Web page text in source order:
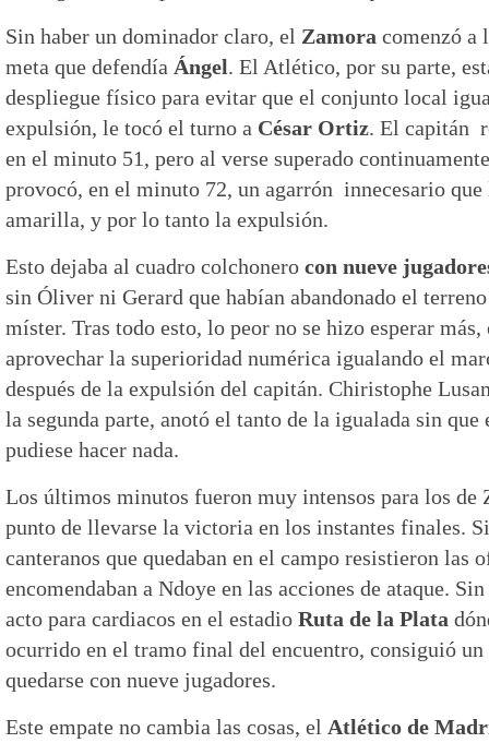
Sin haber un dominador claro, el Zamora comenzó a
meta que defendía Ángel. El Atlético, por su parte,
despliegue físico para evitar que el conjunto local
expulsión, le tocó el turno a César Ortiz. El capitán
en el minuto 51, pero al verse superado
provocó, en el minuto 72, un agarrón innecesario que
amarilla, y por lo tanto la expulsión.
Esto dejaba al cuadro colchonero con nueve
sin Óliver ni Gerard que habían abandonado el
míster. Tras todo esto, lo peor no se hizo esperar
aprovechar la superioridad numérica igualando el
después de la expulsión del capitán. Chiristophe
la segunda parte, anotó el tanto de la igualada sin
pudiese hacer nada.
Los últimos minutos fueron muy intensos para los de
punto de llevarse la victoria en los instantes finales.
canteranos que quedaban en el campo resistieron las
encomendaban a Ndoye en las acciones de ataque.
acto para cardiacos en el estadio Ruta de la Plata
ocurrido en el tramo final del encuentro, consiguió un
quedarse con nueve jugadores.
Este empate no cambia las cosas, el Atlético de